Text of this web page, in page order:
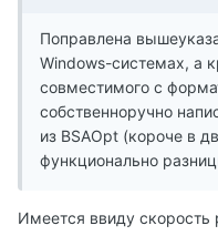
Поправлена
Windows-системах, а
совместимого с
собственноручно
из BSAOpt (короче в
функционально
Имеется ввиду